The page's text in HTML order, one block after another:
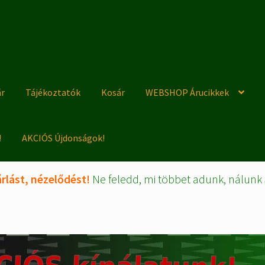
Tájékoztatók Kosár WEBSHOP Árucikkek
AKCIÓS Újdonságok!
nézelődést! Ne feledd, mi többet adunk,